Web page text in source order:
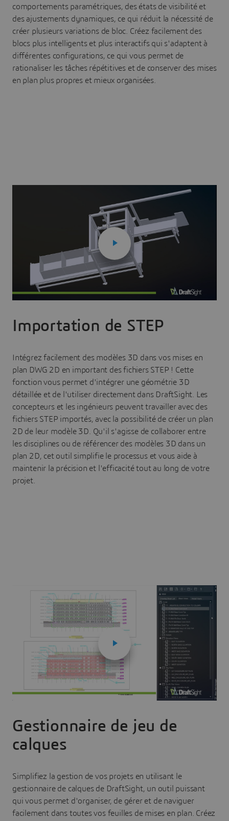
comportements paramétriques, des états de visibilité et
des ajustements dynamiques, ce qui réduit la nécessité de
créer plusieurs variations de bloc. Créez facilement des
blocs plus intelligents et plus interactifs qui s'adaptent à
différentes configurations, ce qui vous permet de
rationaliser les tâches répétitives et de conserver des mises
en plan plus propres et mieux organisées.
Importation de STEP
Intégrez facilement des modèles 3D dans vos mises en
plan DWG 2D en important des fichiers STEP ! Cette
fonction vous permet d'intégrer une géométrie 3D
détaillée et de l'utiliser directement dans DraftSight. Les
concepteurs et les ingénieurs peuvent travailler avec des
fichiers STEP importés, avec la possibilité de créer un plan
2D de leur modèle 3D. Qu'il s'agisse de collaborer entre
les disciplines ou de référencer des modèles 3D dans un
plan 2D, cet outil simplifie le processus et vous aide à
maintenir la précision et l'efficacité tout au long de votre
projet.
Gestionnaire de jeu de
calques
Simplifiez la gestion de vos projets en utilisant le
gestionnaire de calques de DraftSight, un outil puissant
qui vous permet d'organiser, de gérer et de naviguer
facilement dans toutes vos feuilles de mises en plan. Créez